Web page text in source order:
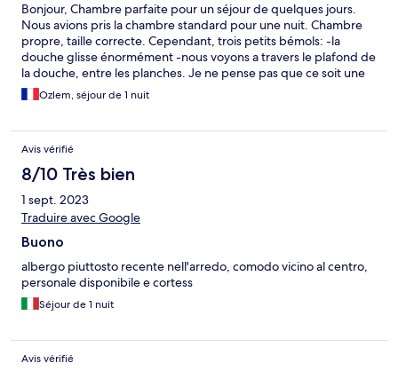
Bonjour, Chambre parfaite pour un séjour de quelques jours.
Nous avions pris la chambre standard pour une nuit. Chambre
propre, taille correcte. Cependant, trois petits bémols: -la
douche glisse énormément -nous voyons a travers le plafond de
la douche, entre les planches. Je ne pense pas que ce soit une
autre chambre mais c’est quand même très perturbant. - pas
d’ascenseur dans l’hôtel, heureusement nous avions qu’une
Ozlem, séjour de 1 nuit
Avis vérifié
8/10 Très bien
1 sept. 2023
Traduire avec Google
Buono
albergo piuttosto recente nell'arredo, comodo vicino al centro,
personale disponibile e cortess
Séjour de 1 nuit
Avis vérifié